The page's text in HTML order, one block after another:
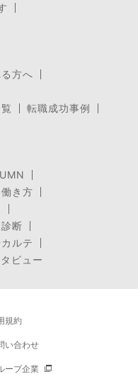
方へ
転職成功事例
き方
断
ルテ
ビュー
規約
い合わせ
ープ企業